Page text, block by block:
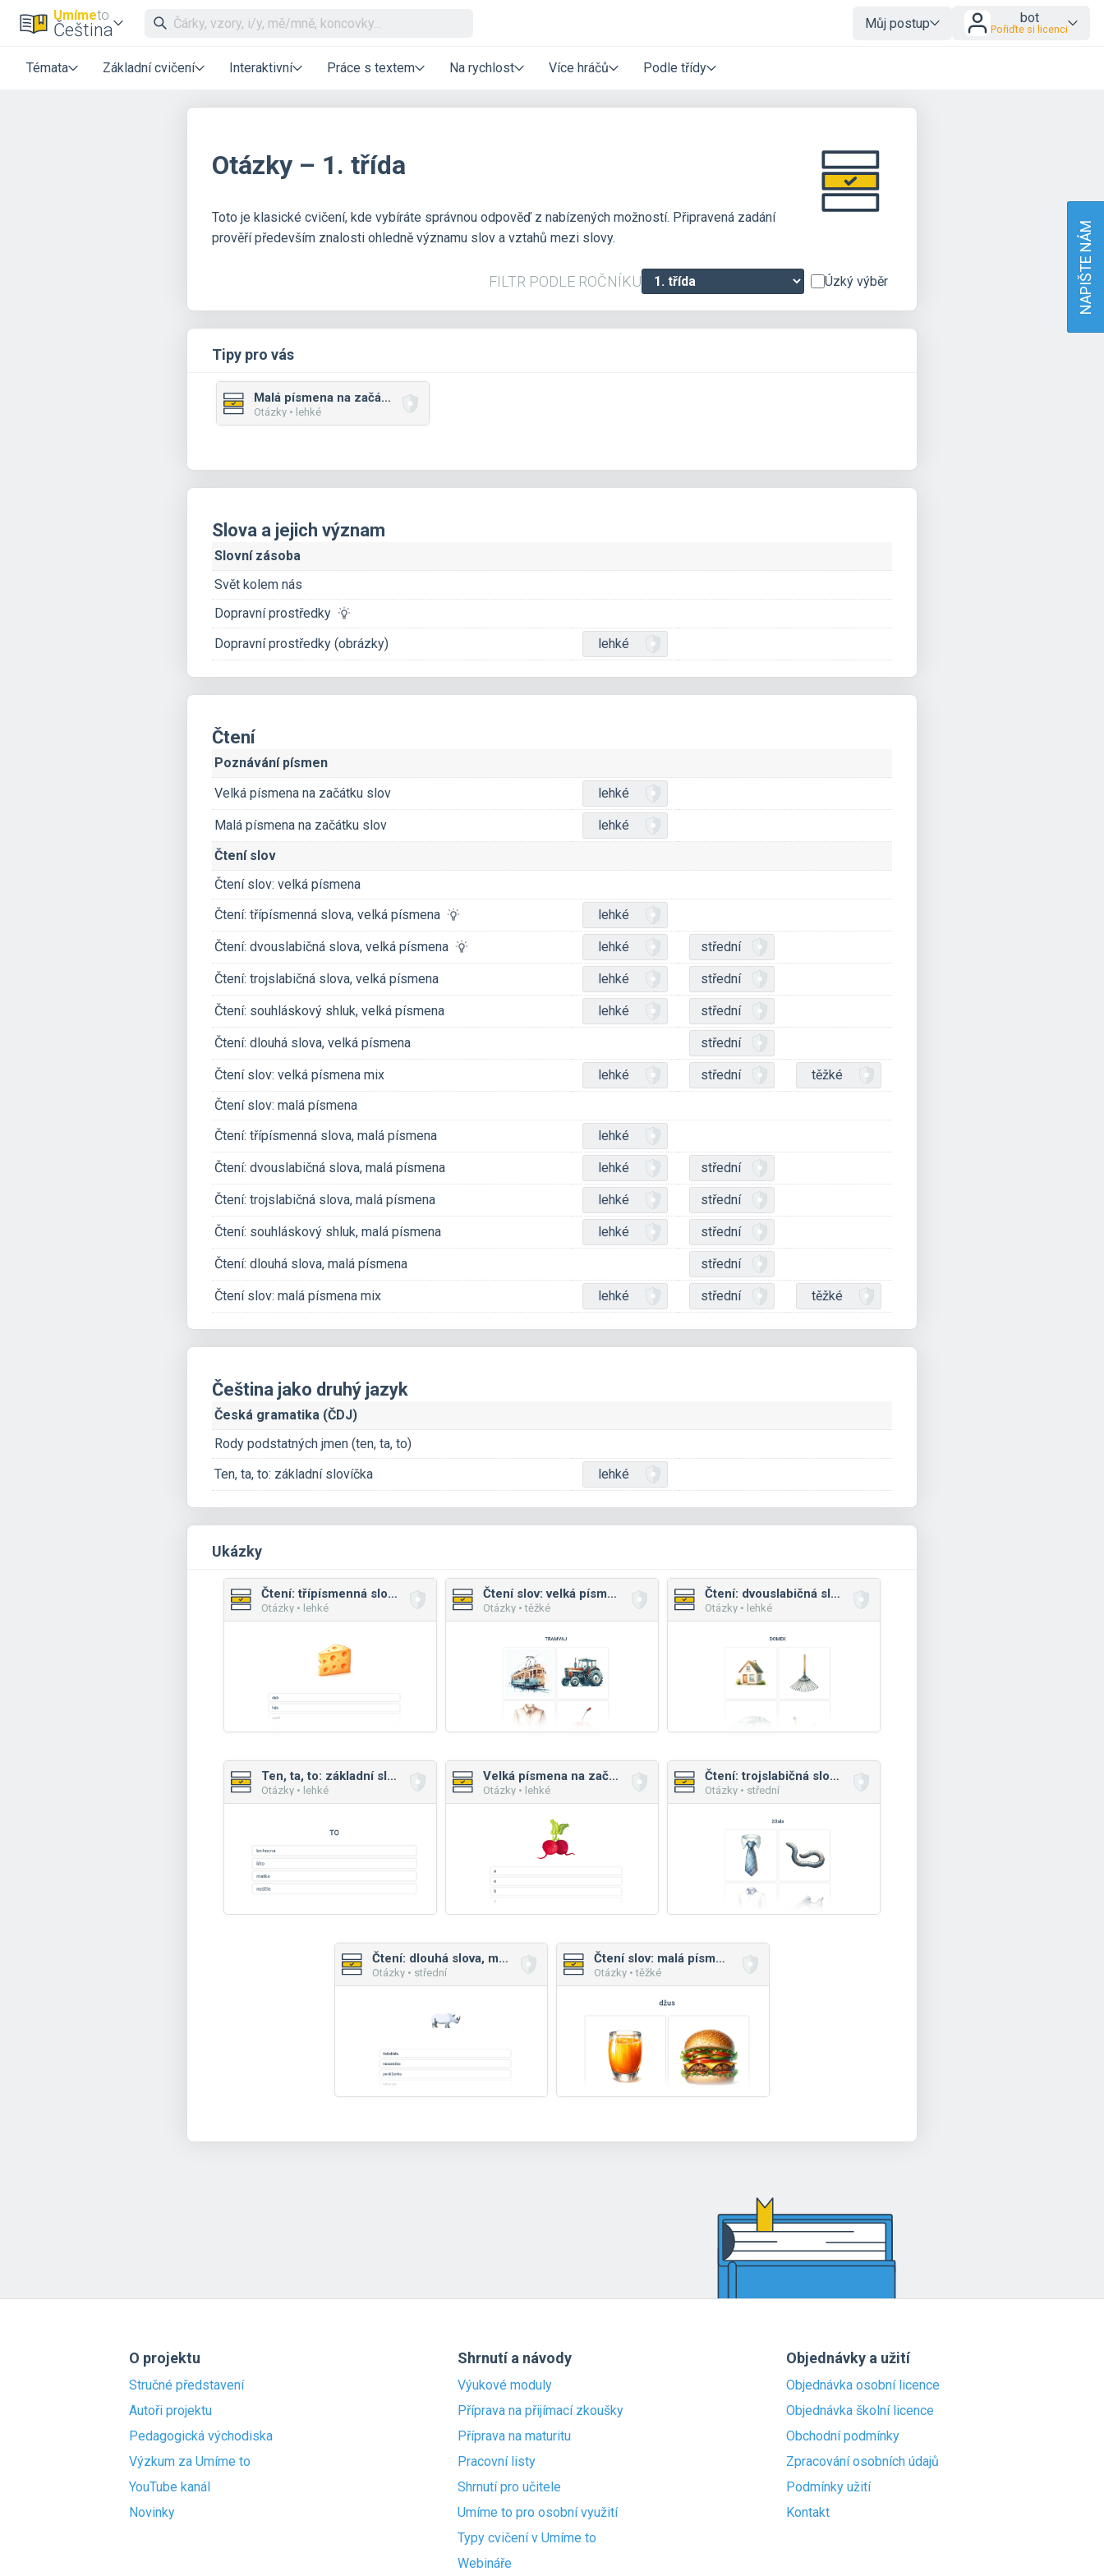
Umímeto
Čeština Můj postup bot
Pořiďte si licenci
Témata Základní cvičení Interaktivní Práce s textem Na rychlost Více hráčů Podle třídy
Otázky – 1. třída
Toto je klasické cvičení, kde vybíráte správnou odpověď z nabízených možností. Připravená zadání
prověří především znalosti ohledně významu slov a vztahů mezi slovy.
FILTR PODLE ROČNÍKU Úzký výběr
Tipy pro vás
Malá písmena na začátku slov
Otázky • lehké
Slova a jejich význam
Slovní zásoba
Svět kolem nás
Dopravní prostředky
Dopravní prostředky (obrázky)
lehké
Čtení
Poznávání písmen
Velká písmena na začátku slov
lehké
Malá písmena na začátku slov
lehké
Čtení slov
Čtení slov: velká písmena
Čtení: třípísmenná slova, velká písmena
lehké
Čtení: dvouslabičná slova, velká písmena lehké střední
Čtení: trojslabičná slova, velká písmena lehké střední
Čtení: souhláskový shluk, velká písmena lehké střední
Čtení: dlouhá slova, velká písmena střední
Čtení slov: velká písmena mix lehké střední
těžké
Čtení slov: malá písmena
Čtení: třípísmenná slova, malá písmena
lehké
Čtení: dvouslabičná slova, malá písmena lehké střední
Čtení: trojslabičná slova, malá písmena lehké střední
Čtení: souhláskový shluk, malá písmena lehké střední
Čtení: dlouhá slova, malá písmena střední
Čtení slov: malá písmena mix lehké střední těžké
Čeština jako druhý jazyk
Česká gramatika (ČDJ)
Rody podstatných jmen (ten, ta, to)
Ten, ta, to: základní slovíčka
lehké
Ukázky
Čtení: třípísmenná slova, malá písmena
Otázky • lehké
Čtení slov: velká písmena mix
Otázky • těžké
Čtení: dvouslabičná slova, velká písmena
Otázky • lehké
Ten, ta, to: základní slovíčka
Otázky • lehké
Velká písmena na začátku slov
Otázky • lehké
Čtení: trojslabičná slova, malá písmena
Otázky • střední
Čtení: dlouhá slova, malá písmena
Otázky • střední
Čtení slov: malá písmena mix
Otázky • těžké
O projektu
Stručné představení
Autoři projektu
Pedagogická východiska
Výzkum za Umíme to
YouTube kanál
Novinky
Shrnutí a návody
Výukové moduly
Příprava na přijímací zkoušky
Příprava na maturitu
Pracovní listy
Shrnutí pro učitele
Umíme to pro osobní využití
Typy cvičení v Umíme to
Webináře
Objednávky a užití
Objednávka osobní licence
Objednávka školní licence
Obchodní podmínky
Zpracování osobních údajů
Podmínky užití
Kontakt
NAPIŠTE NÁM